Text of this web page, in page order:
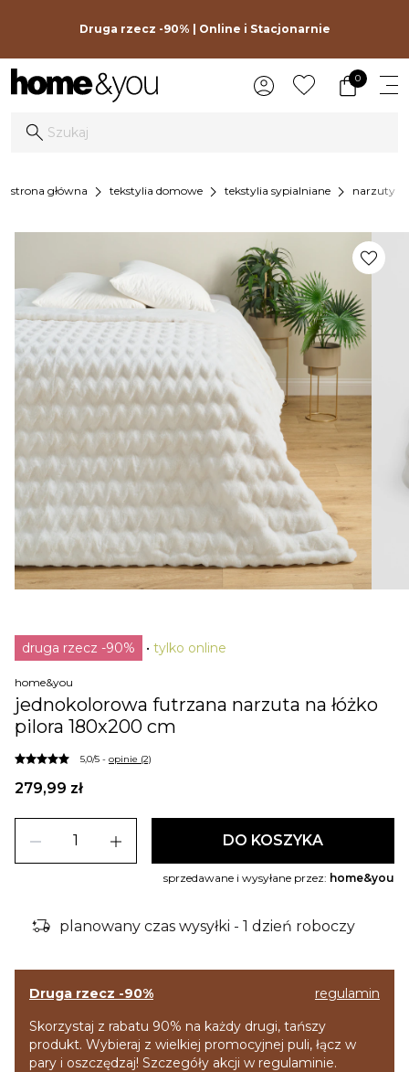
Druga rzecz -90% | Online i Stacjonarnie
0
strona główna chevron_right tekstylia domowe chevron_right tekstylia sypialniane chevron_right narzuty
druga rzecz -90% tylko online
home&you
jednokolorowa futrzana narzuta na łóżko
pilora 180x200 cm
5,0/5 - opinie (2)
279,99 zł
remove add DO KOSZYKA
sprzedawane i wysyłane przez: home&you
delivery_truck_bolt planowany czas wysyłki - 1 dzień roboczy
Druga rzecz -90%
regulamin
Skorzystaj z rabatu 90% na każdy drugi, tańszy
produkt. Wybieraj z wielkiej promocyjnej puli, łącz w
pary i oszczędzaj! Szczegóły akcji w regulaminie.
favorite